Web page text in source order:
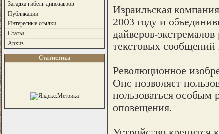
Загадка гибели динозавров
Публикации
Интересные ссылки
Статьи
Архив
Статистика
Израильская
2003 году и
дайверов-
текстовых сообщений
Революционное
Оно позволяет
пользоваться особым
оповещения.